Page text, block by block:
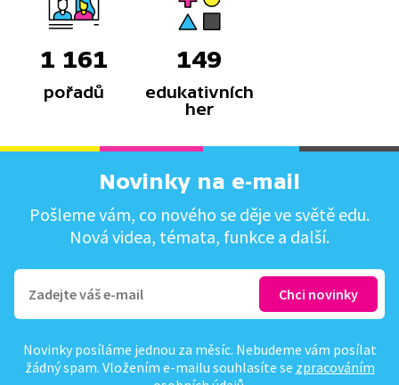
1 161
pořadů
149
edukativních
her
Novinky na e-mail
Pošleme vám, co nového se děje ve světě edu.
Nová videa, témata, funkce a další.
Novinky posíláme jednou za měsíc. Nebudeme vám posílat
žádný spam. Vložením e-mailu souhlasíte se zpracováním